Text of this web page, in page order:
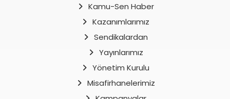
Kamu-Sen Haber
Kazanımlarımız
Sendikalardan
Yayınlarımız
Yönetim Kurulu
Misafirhanelerimiz